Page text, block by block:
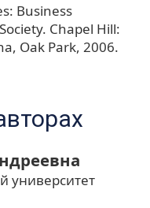
Business
Chapel Hill:
Oak Park, 2006.
университет